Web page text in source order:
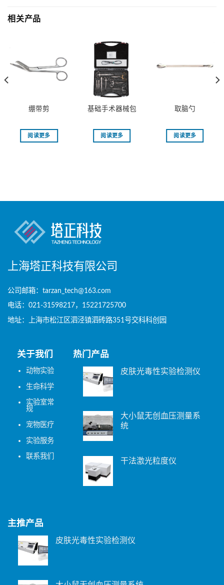
相关产品
绷带剪
阅读更多
基础手术器械包
阅读更多
取脑勺
阅读更多
上海塔正科技有限公司
公司邮箱：tarzan_tech@163.com
电话：021-31598217，15221725700
地址：上海市松江区泗泾镇泗砖路351号交科科创园
关于我们
动物实验
生命科学
实验室常
规
宠物医疗
实验服务
联系我们
热门产品
皮肤光毒性实验检测仪
大小鼠无创血压测量系
统
干法激光粒度仪
主推产品
皮肤光毒性实验检测仪